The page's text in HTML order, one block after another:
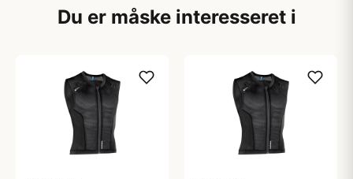
Du er måske interesseret i